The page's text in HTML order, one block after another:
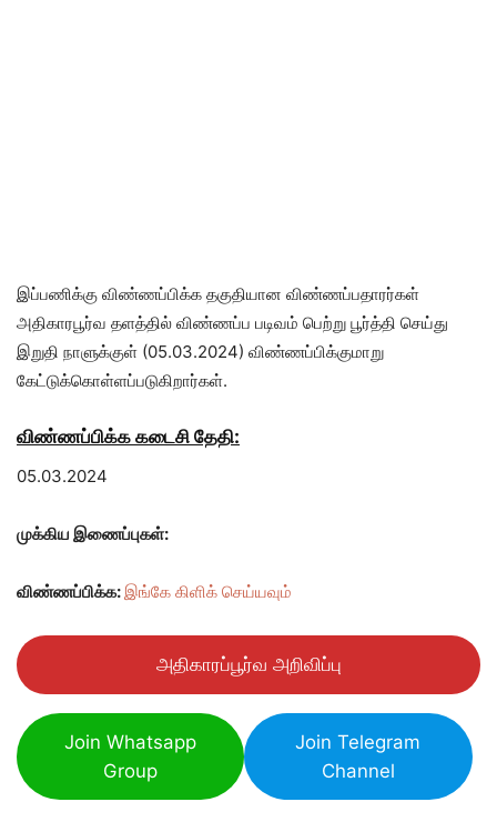
இப்பணிக்கு விண்ணப்பிக்க தகுதியான விண்ணப்பதாரர்கள்
அதிகாரபூர்வ தளத்தில் விண்ணப்ப படிவம் பெற்று பூர்த்தி செய்து
இறுதி நாளுக்குள் (05.03.2024) விண்ணப்பிக்குமாறு
கேட்டுக்கொள்ளப்படுகிறார்கள்.
விண்ணப்பிக்க கடைசி தேதி:
05.03.2024
முக்கிய இணைப்புகள்:
விண்ணப்பிக்க:இங்கே கிளிக் செய்யவும்
அதிகாரப்பூர்வ அறிவிப்பு
Join Whatsapp
Group
Join Telegram
Channel